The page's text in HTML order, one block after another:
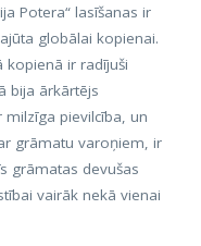
Potera“ lasīšanas ir
globālai kopienai.
kopienā ir radījuši
bija ārkārtējs
pievilcība, un
grāmatu varoņiem, ir
grāmatas devušas
vairāk nekā vienai